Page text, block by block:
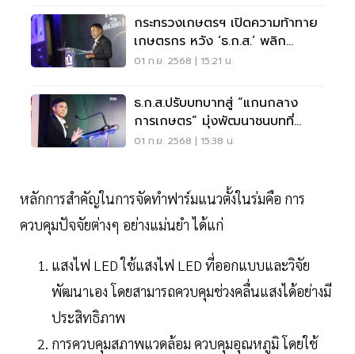
กระทรวงเกษตรฯ เปิดความท้าทาย
เกษตรกร หวัง ‘ธ.ก.ส.’ พลิก
ECOSYSTEM
01 ก.ย. 2568 | 15:21 น.
ธ.ก.ส.ปรับบทบาทสู่ “แกนกลาง
การเกษตร” มุ่งพัฒนาชนบทที่
ยั่งยืน
01 ก.ย. 2568 | 15:38 น.
หลักการสำคัญในการจัดทำฟาร์มแนวตั้งในร่มคือ การ
ควบคุมปัจจัยต่างๆ อย่างแม่นยำ ได้แก่
แสงไฟ LED ใช้แสงไฟ LED ที่ออกแบบและวิจัย
พัฒนาเอง โดยสามารถควบคุมช่วงคลื่นแสงได้อย่างมี
ประสิทธิภาพ
การควบคุมสภาพแวดล้อม ควบคุมอุณหภูมิ โดยใช้